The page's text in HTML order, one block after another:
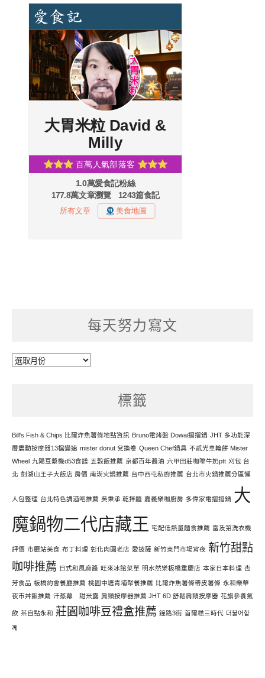
每天努力寫文
每
標籤
Bill's Fish & Chips 比爾炸魚薯條地點資訊 Bruno電烤盤 Dowai摺摺鍋 JHT 多功能深
層震動按摩器13檔變速 mister donut 兌換卷 Queen Chef鍋具 不貳光車輪餅 Mister
Wheel 九陽豆漿機d53食譜 五穀飯推薦 京都百年醬油 六甲田莊咖啡牛奶ptt 刈包 台
北 劍湖山王子大飯店 房價 南崁火鍋推薦 台中西屯私廚推薦 台北市火鍋推薦分區懶
人包整理 台北特色調酒吧推薦 吳秉承 乾拌麵 嘉義樂咖廚房 多偉家電摺摺鍋 大
魔鍋物二代店藏王 宅配低熱量麵食推薦 富及第洗衣機
評價 市廳站美食 布丁料理 彰化肉圓老店 愛披薩 新竹東門市場宵夜 新竹甜點
咖啡推薦 日式和風麻醬 旺來冰館菜單 明水然樂板橋重慶店 本家日本料理 杏
芳食品 板橋約會餐廳推薦 桃園中壢青埔聚餐推薦 比爾炸魚薯條帶皮薯條 永和樂華
夜市丼飯推薦 汗蒸幕 甜米露 肩頸按摩器推薦 JHT 6D 舒鬆肩頸按摩器 花旗參養氣
飲 茶自點永和 莊園咖啡豆禮盒推薦 鐘路3街 首爾糕三時代 더불어함
께